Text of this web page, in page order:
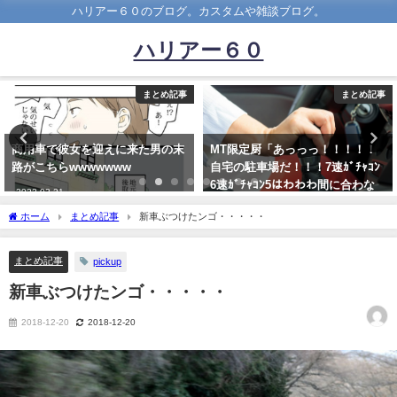
ハリアー６０のブログ。カスタムや雑談ブログ。
ハリアー６０
まとめ記事
商用車で彼女を迎えに来た男の末
路がこちらwwwwwww
2022-03-21
まとめ記事
MT限定厨「あっっっ！！！！！
自宅の駐車場だ！！！7速ｶﾞﾁｬｺﾝ
6速ｶﾞﾁｬｺﾝ5はわわわ間に合わな
いっっ！！！！！」ｶﾞﾁｮｰﾝ
ホーム まとめ記事 新車ぶつけたンゴ・・・・・
まとめ記事 pickup
新車ぶつけたンゴ・・・・・
2018-12-20 2018-12-20